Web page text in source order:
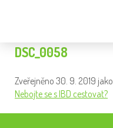
DSC_0058
Zveřejněno 30. 9. 2019 jako
Nebojte se s IBD cestovat?